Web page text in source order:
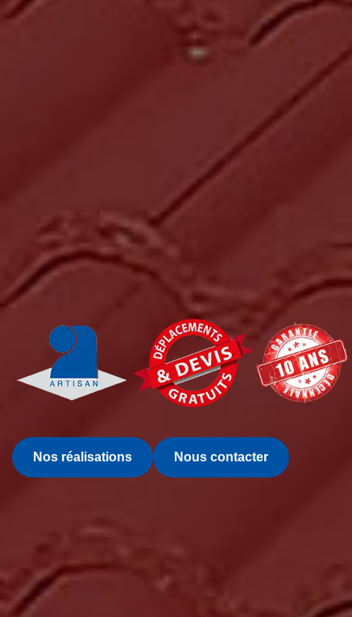
Nos réalisations Nous contacter